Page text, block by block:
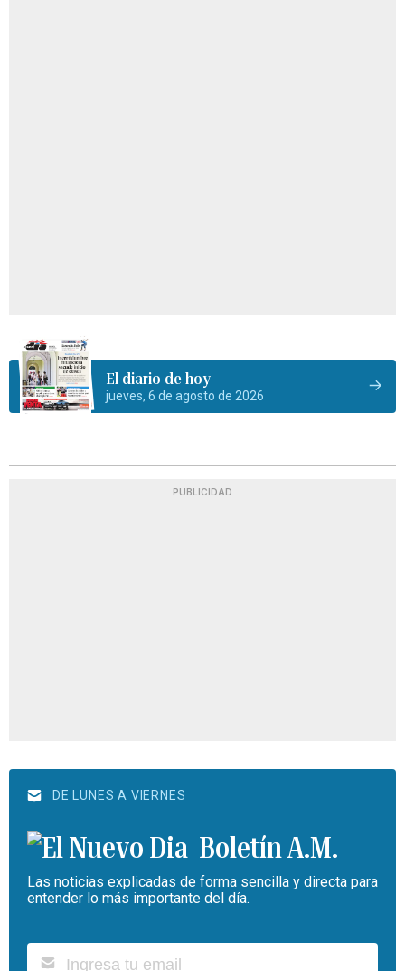
El diario de hoy
jueves, 6 de agosto de 2026
PUBLICIDAD
DE LUNES A VIERNES
Boletín A.M.
Las noticias explicadas de forma sencilla y directa para
entender lo más importante del día.